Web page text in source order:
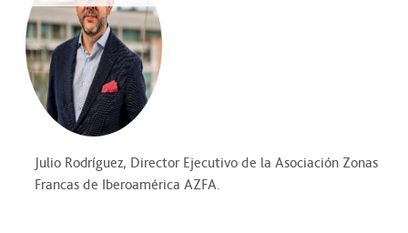
Julio Rodríguez, Director Ejecutivo de la Asociación Zonas
Francas de Iberoamérica AZFA.